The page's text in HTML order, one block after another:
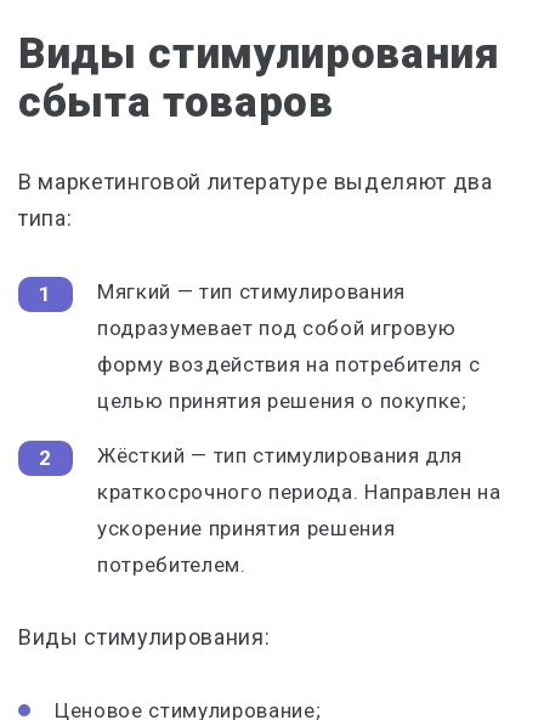
Виды стимулирования
сбыта товаров
В маркетинговой литературе выделяют два
типа:
Мягкий — тип стимулирования
подразумевает под собой игровую
форму воздействия на потребителя с
целью принятия решения о покупке;
Жёсткий — тип стимулирования для
краткосрочного периода. Направлен на
ускорение принятия решения
потребителем.
Виды стимулирования:
Ценовое стимулирование;